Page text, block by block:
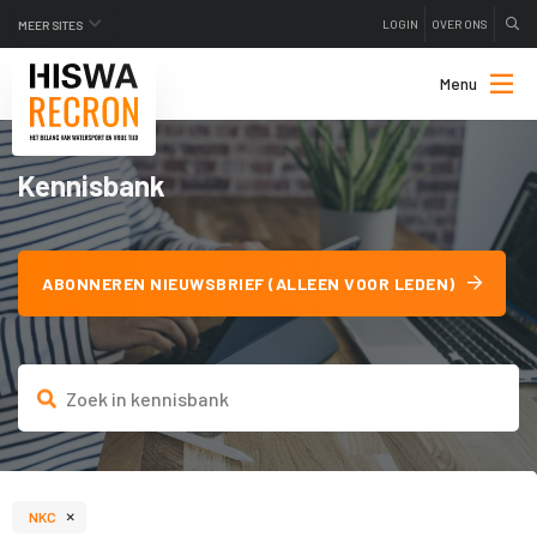
MEER SITES LOGIN OVER ONS
Menu
Kennisbank
ABONNEREN NIEUWSBRIEF (ALLEEN VOOR LEDEN)
NKC ×